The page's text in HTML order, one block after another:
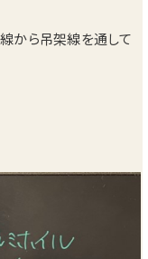
から吊架線を通して